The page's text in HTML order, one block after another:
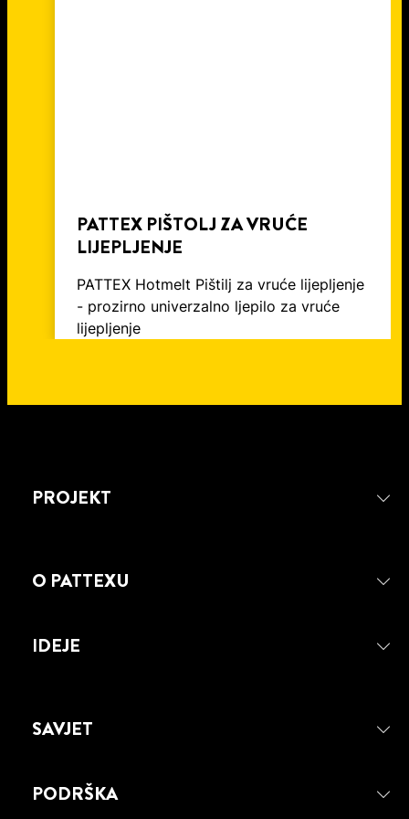
PATTEX PIŠTOLJ ZA VRUĆE
LIJEPLJENJE
PATTEX Hotmelt Pištilj za vruće lijepljenje
- prozirno univerzalno ljepilo za vruće
lijepljenje
PROJEKT
O PATTEXU
IDEJE
SAVJET
PODRŠKA